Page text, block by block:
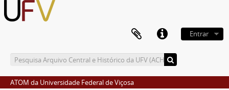
Entrar
ATOM da Universidade Federal de Viçosa